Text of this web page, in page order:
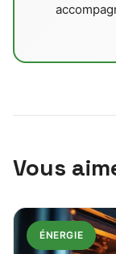
Vous
ÉNERGIE